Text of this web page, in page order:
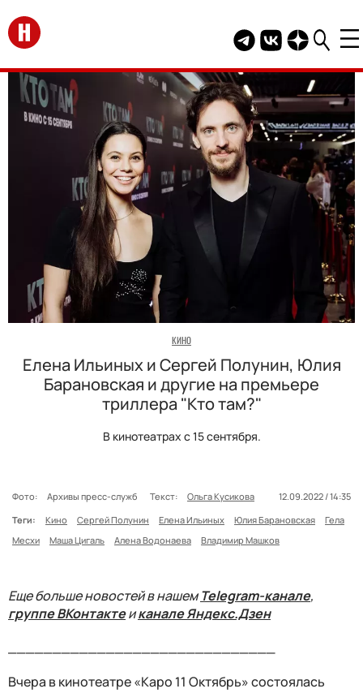
Перейти на главную
Telegram канал
Группа HELLO
Канал
КИНО
Елена Ильиных и Сергей Полунин, Юлия
Барановская и другие на премьере
триллера "Кто там?"
В кинотеатрах с 15 сентября.
Фото: Архивы пресс-служб Текст: Ольга Кусикова
12.09.2022 / 14:35
Теги:
Кино Сергей Полунин Елена Ильиных Юлия Барановская
Гела
Месхи
Маша Цигаль Алена Водонаева Владимир Машков
Еще больше новостей в нашемTelegram-канале,
группе ВКонтактеиканале Яндекс.Дзен
Вчера в кинотеатре «Каро 11 Октябрь» состоялась